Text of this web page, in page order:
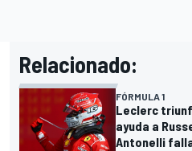
Relacionado:
FÓRMULA 1
Leclerc
ayuda a
Antonelli